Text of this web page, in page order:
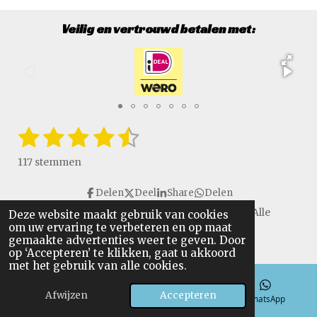
Deze website maakt gebruik van cookies
om uw ervaring te verbeteren en op maat
gemaakte advertenties weer te geven. Door
op ‘Accepteren’ te klikken, gaat u akkoord
met het gebruik van alle cookies.
Afwijzen Accepteren
Veilig en vertrouwd betalen met:
R
a
t
n
g
:
4
.
1
s
e
r
2
s
e
r
r
e
n
3
s
e
r
r
e
n
4
t
e
r
r
e
5
t
e
r
r
e
S
e
117 stemmen
Delen Deel Share Delen
Copyright © 2016 - 2026 VanGulikSpecialTools. Alle
rechten voorbehouden.
E-mailadres Telefoonnummer WhatsApp